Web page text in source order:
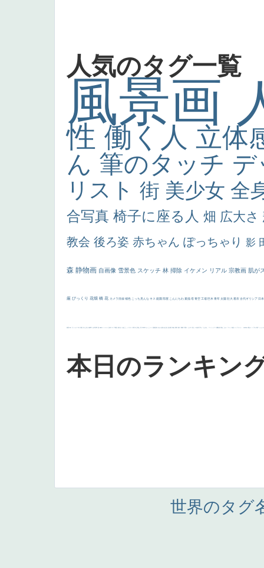
人気のタグ一覧
風景画
性 働く人 立体
ん 筆のタッチ
リスト 街 美少女 全
合写真 椅子に座る人 畑 広大さ
教会 後ろ姿 赤ちゃん ぽっちゃり 影
森 静物画 自画像 雪景色 スケッチ 林 掃除 イケメン リアル 宗教画 肌が
厳 びっくり 花畑 橋 花 カメラ目線 補色 こっち見んな キス 庭園 部屋 こんにちわ 素描 塔 青空 工場 巨木 青年 太陽 壮大 着衣 古代ギリシア 日
画質 last ヴィーナス 剣 白人少女 食事中 山本芳翠 麦 alciato ハーレム 女神 ローマ教皇 奥行き 火起こし シスター 東方の三博士 114514 かっこいい 受胎告知 天から覗き込む顔 設計図 挿絵 群衆 親子 裸婦 可愛い ピサロ ＃名画で学ぶ「たるみ」 ニーソックス 躍動感 黄色 こわい コート 畦道 レンブラント・ sekkusu 暖かい バブみ 靴下 ショッ
本日のランキン
世界のタグ